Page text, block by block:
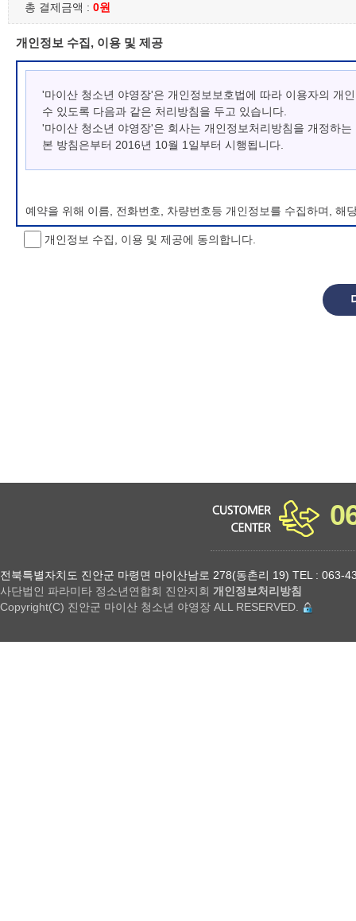
총 결제금액 : 0원
개인정보 수집, 이용 및 제공
'마이산 청소년 야영장'은 개인정보보호법에 따라 이용자의 개
수 있도록 다음과 같은 처리방침을 두고 있습니다.
'마이산 청소년 야영장'은 회사는 개인정보처리방침을 개정하
본 방침은부터 2016년 10월 1일부터 시행됩니다.
예약을 위해 이름, 전화번호, 차량번호등 개인정보를 수집하며, 해
개인정보 처리방침 변경
개인정보 수집, 이용 및 제공에 동의합니다.
전북특별자치도 진안군 마령면 마이산남로 278(동촌리 19) TEL : 063-
사단법인 파라미타 정소년연합회 진안지회 개인정보처리방침
Copyright(C) 진안군 마이산 청소년 야영장 ALL RESERVED.